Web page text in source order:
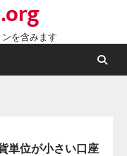
を含みます
単位が小さい口座